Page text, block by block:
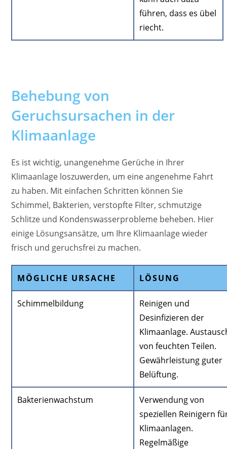
führen, dass es übel
riecht.
Behebung von
Geruchsursachen in der
Klimaanlage
Es ist wichtig, unangenehme Gerüche in Ihrer
Klimaanlage loszuwerden, um eine angenehme Fahrt
zu haben. Mit einfachen Schritten können Sie
Schimmel, Bakterien, verstopfte Filter, schmutzige
Schlitze und Kondenswasserprobleme beheben. Hier
einige Lösungsansätze, um Ihre Klimaanlage wieder
frisch und geruchsfrei zu machen.
MÖGLICHE URSACHE LÖSUNG
Schimmelbildung
Reinigen und
Desinfizieren der
Klimaanlage.
von feuchten Teilen.
Gewährleistung guter
Belüftung.
Bakterienwachstum
Verwendung von
speziellen Reinigern
Klimaanlagen.
Regelmäßige